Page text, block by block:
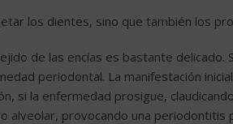
los dientes, sino que también los
de las encías es bastante delicado.
periodontal. La manifestación
si la enfermedad prosigue,
alveolar, provocando una